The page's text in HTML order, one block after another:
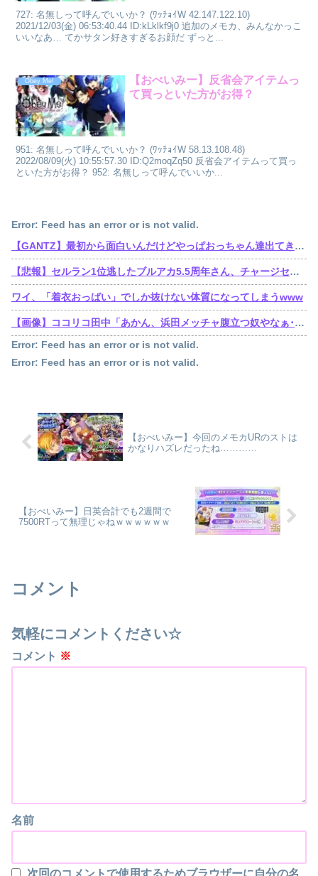
727: 名無しって呼んでいいか？ (ﾜｯﾁｮｲW 42.147.122.10)
2021/12/03(金) 06:53:40.44 ID:kLklkf9j0 追加のメモカ、みんなかっこ
いいなあ… てかサタン好きすぎるお顔だ ずっと...
Obey Me!
【おべいみー】反省会アイテムっ
て買っといた方がお得？
951: 名無しって呼んでいいか？ (ﾜｯﾁｮｲW 58.13.108.48)
2022/08/09(火) 10:55:57.30 ID:Q2moqZq50 反省会アイテムって買っ
といた方がお得？ 952: 名無しって呼んでいいか...
Error: Feed has an error or is not valid.
【GANTZ】最初から面白いんだけどやっぱおっちゃん達出てきてから加速しだすなって…
【悲報】セルラン1位逃したブルアカ5.5周年さん、チャージセンターを言い訳にするも他のソシャゲもチャージセンター在りきでセルラン1位取ってることを指摘される
ワイ、「着衣おっばい」でしか抜けない体質になってしまうwww
【画像】ココリコ田中「あかん、浜田メッチャ腹立つ奴やなぁ･････････せや！」⇒！！
Error: Feed has an error or is not valid.
Error: Feed has an error or is not valid.
【おべいみー】今回のメモカURのストは
かなりハズレだったね…………
【おべいみー】日英合計でも2週間で
7500RTって無理じゃねｗｗｗｗｗｗ
コメント
気軽にコメントください☆
コメント ※
名前